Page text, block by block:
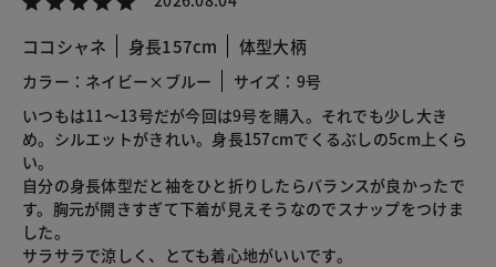
ココシャネ 身長157cm 体型大柄
カラー：ネイビー×ブルー
サイズ：9号
いつもは11～13号だが今回は9号を購入。それでも少し大き
め。シルエットがきれい。身長157cmでくるぶしの5cm上くら
い。
自分の身長体型だと袖をひと折りしたらバランスが良かったで
す。胸元が開きすぎて下着が見えそうなのでスナップをつけま
した。
サラサラで涼しく、とても着心地がいいです。